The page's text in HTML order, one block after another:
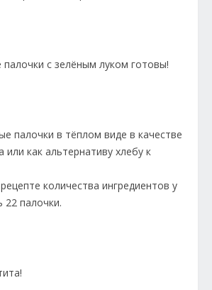
с зелёным луком готовы!
палочки в тёплом виде в качестве
или как альтернативу хлебу к
количества ингредиентов у
22 палочки.